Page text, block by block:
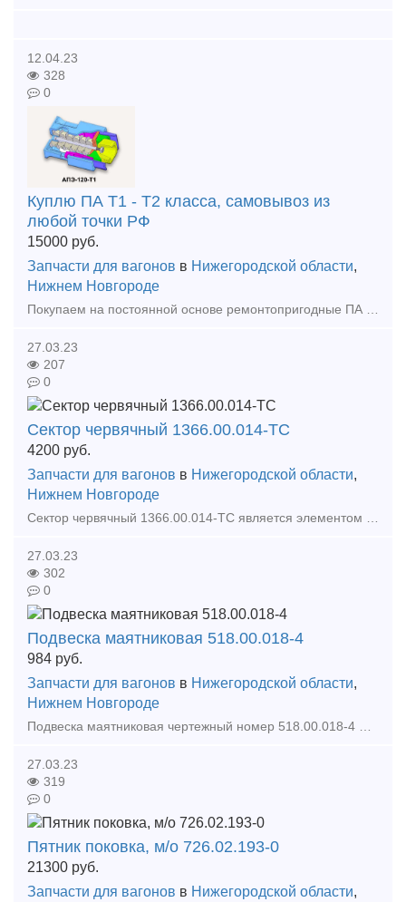
12.04.23
328
0
Куплю ПА Т1 - Т2 класса, самовывоз из
любой точки РФ
15000 руб.
Запчасти для вагонов в Нижегородской области,
Нижнем Новгороде
Покупаем на постоянной основе ремонтопригодные ПА Т1,Т2 класса и запчасти к ним. Также на постоянной основе выкупаем Упругие элементы для ПА РТ-120 (Дорого!!!) Нал/безнал
27.03.23
207
0
Сектор червячный 1366.00.014-ТС
4200 руб.
Запчасти для вагонов в Нижегородской области,
Нижнем Новгороде
Сектор червячный 1366.00.014-ТС является элементом стояночного тормоза. Он передает силу крутящего момента на основные тормозные колодки.Ручной или стояночный тормоз грузового вагона слу
27.03.23
302
0
Подвеска маятниковая 518.00.018-4
984 руб.
Запчасти для вагонов в Нижегородской области,
Нижнем Новгороде
27.03.23
319
0
Пятник поковка, м/о 726.02.193-0
21300 руб.
Запчасти для вагонов в Нижегородской области,